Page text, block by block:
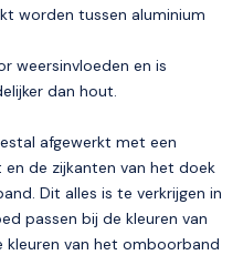
worden tussen aluminium
weersinvloeden en is
dan hout.
afgewerkt met een
de zijkanten van het doek
Dit alles is te verkrijgen in
passen bij de kleuren van
van het omboorband